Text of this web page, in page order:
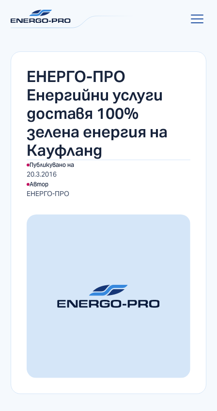
ЕНЕРГО-ПРО
Енергийни услуги
доставя 100%
зелена енергия на
Кауфланд
Публикувано на
20.3.2016
Автор
ЕНЕРГО-ПРО